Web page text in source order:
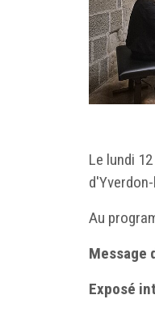
Le lundi
Au
Message
Exposé